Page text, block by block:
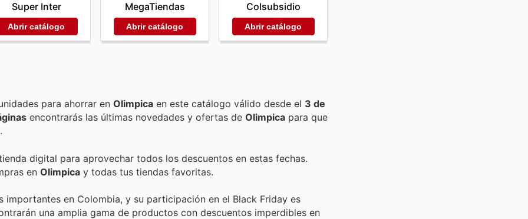
Super Inter
Abrir catálogo
MegaTiendas
Abrir catálogo
Colsubsidio
Abrir catálogo
Encuentra las mejores promociones, descuentos y oportunidades para ahorrar en Olimpica en este catálogo válido desde el 3 de
encontrarás las últimas novedades y ofertas de Olimpica para que
digital para aprovechar todos los descuentos en estas fechas.
en Olimpica y todas tus tiendas favoritas.
importantes en Colombia, y su participación en el Black Friday es
una amplia gama de productos con descuentos imperdibles en